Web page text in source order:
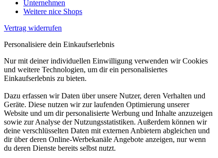
Unternehmen
Weitere nice Shops
Vertrag widerrufen
Personalisiere dein Einkaufserlebnis
Nur mit deiner individuellen Einwilligung verwenden wir Cookies
und weitere Technologien, um dir ein personalisiertes
Einkaufserlebnis zu bieten.
Dazu erfassen wir Daten über unsere Nutzer, deren Verhalten und
Geräte. Diese nutzen wir zur laufenden Optimierung unserer
Website und um dir personalisierte Werbung und Inhalte anzuzeigen
sowie zur Analyse der Nutzungsstatistiken. Außerdem können wir
deine verschlüsselten Daten mit externen Anbietern abgleichen und
dir über deren Online-Werbekanäle Angebote anzeigen, nur wenn
du deren Dienste bereits selbst nutzt.